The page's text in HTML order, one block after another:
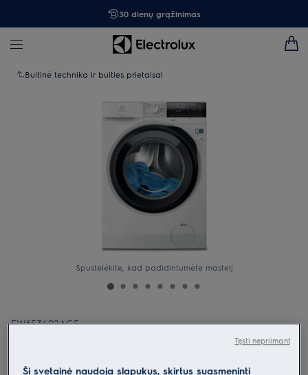
30 dienų grąžinimas
Buitinė technika ir buities prietaisai
Spustelėkite, kad padidintumėte mastelį
EW6F3492ACE
Skalbyklė 600 serija „SensiCare“ su
Ši svetainė naudoja slapukus, skirtus suasmeninti
Tęsti nepriimant